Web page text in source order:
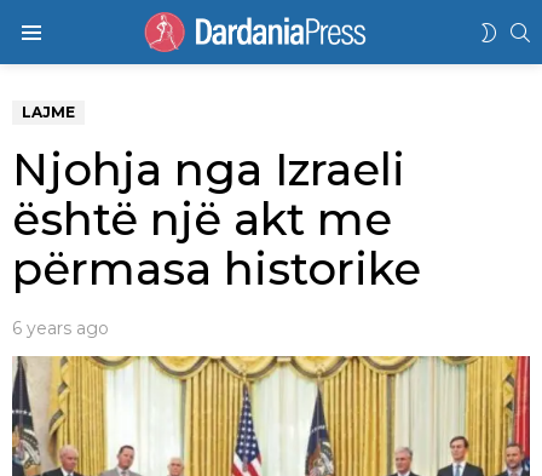
LAJME
Njohja nga Izraeli
është një akt me
përmasa historike
6 years ago